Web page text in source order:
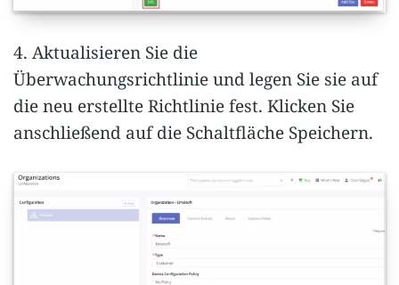
4. Aktualisieren Sie die
Überwachungsrichtlinie und legen Sie sie auf
die neu erstellte Richtlinie fest. Klicken Sie
anschließend auf die Schaltfläche Speichern.